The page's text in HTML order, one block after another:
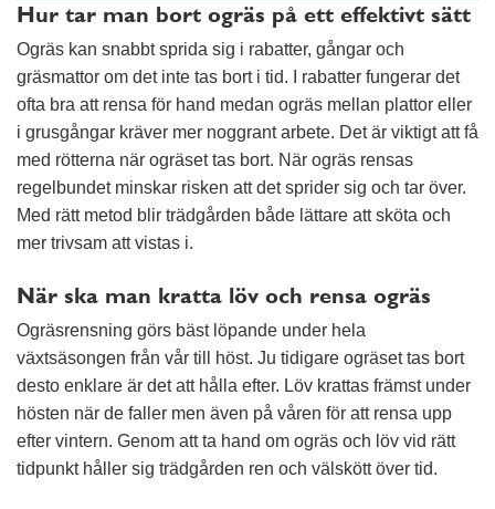
Hur tar man bort ogräs på ett effektivt sätt
Ogräs kan snabbt sprida sig i rabatter, gångar och
gräsmattor om det inte tas bort i tid. I rabatter fungerar det
ofta bra att rensa för hand medan ogräs mellan plattor eller
i grusgångar kräver mer noggrant arbete. Det är viktigt att få
med rötterna när ogräset tas bort. När ogräs rensas
regelbundet minskar risken att det sprider sig och tar över.
Med rätt metod blir trädgården både lättare att sköta och
mer trivsam att vistas i.
När ska man kratta löv och rensa ogräs
Ogräsrensning görs bäst löpande under hela
växtsäsongen från vår till höst. Ju tidigare ogräset tas bort
desto enklare är det att hålla efter. Löv krattas främst under
hösten när de faller men även på våren för att rensa upp
efter vintern. Genom att ta hand om ogräs och löv vid rätt
tidpunkt håller sig trädgården ren och välskött över tid.